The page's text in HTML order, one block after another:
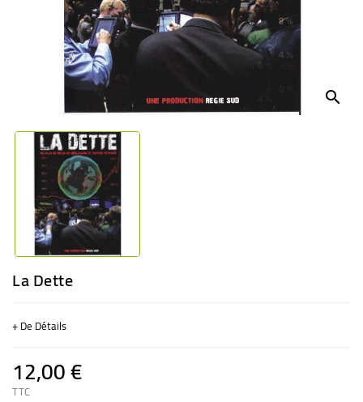
CULTUREL
search
La Dette
+ De Détails
12,00 €
TTC